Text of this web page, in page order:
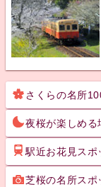
さくらの名所
夜桜が楽しめる
駅近お花見スポ
芝桜の名所スポ